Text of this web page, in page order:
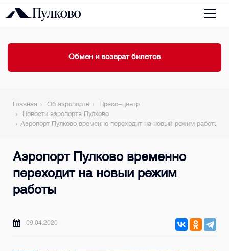
Обмен и возврат билетов
Главная Об аэропорте
Пресс-центр
Новости аэропорта Пулково
Аэропорт Пулково временно переходит на новый режим работы
Аэропорт Пулково временно
переходит на новый режим
работы
09.04.2020